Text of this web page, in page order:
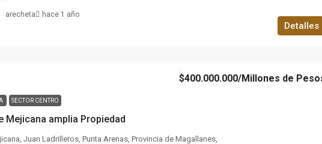
Detalles
arecheta hace 1 año
SECTOR CENTRO
Mejicana amplia Propiedad
$400.000.000/Millones de
Juan Ladrilleros, Punta Arenas, Provincia de Magallanes,